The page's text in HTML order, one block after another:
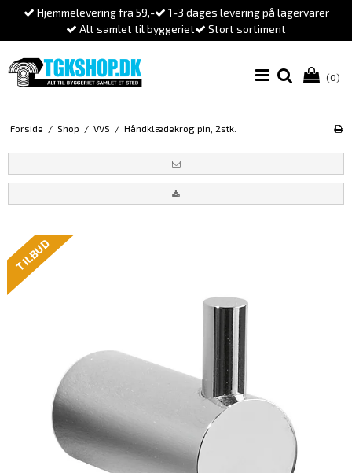
Hjemmelevering fra 59,-
1-3 dages levering på lagervarer
Alt samlet til byggeriet
Stort sortiment
(0)
Forside / Shop / VVS / Håndklædekrog pin, 2stk.
TILBUD